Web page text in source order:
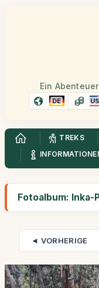
Ein
DE
TREKS
Fotoalbum: Inka-
◄ VORHERIGE